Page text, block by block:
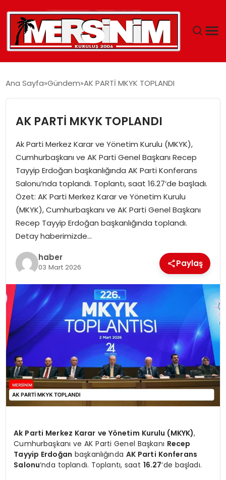
YAŞAM
GÜNCEL
SAĞLIK
EĞITIM
SPOR
EKONOMI
MAGAZIN
DÜNYA
OTOMOBIL
Ana Sayfa Gündem AK PARTİ MKYK TOPLANDI
AK PARTİ MKYK TOPLANDI
Ak Parti Merkez Karar ve Yönetim Kurulu (MKYK),
Cumhurbaşkanı ve AK Parti Genel Başkanı Recep
Tayyip Erdoğan başkanlığında AK Parti Konferans
Salonu‘nda toplandı. Toplantı, saat 16.27‘de başladı.
Özet: AK Parti Merkez Karar ve Yönetim Kurulu
(MKYK), Cumhurbaşkanı ve AK Parti Genel Başkanı
Recep Tayyip Erdoğan başkanlığında toplandı.
Detay haberimizde…
haber
03 Mart 2026 Paylaş
Ak Parti Merkez Karar ve Yönetim Kurulu (MKYK),
Cumhurbaşkanı ve AK Parti Genel Başkanı Recep
Tayyip Erdoğan başkanlığında AK Parti Konferans
Salonu‘nda toplandı. Toplantı, saat 16.27‘de başladı.